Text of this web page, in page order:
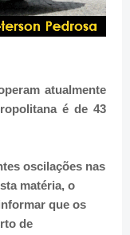
atualmente
é de 43
oscilações nas
matéria, o
que os
de